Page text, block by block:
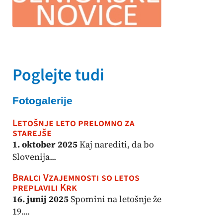
Poglejte tudi
Fotogalerije
Letošnje leto prelomno za
starejše
1. oktober 2025Kaj narediti, da bo
Slovenija...
Bralci Vzajemnosti so letos
preplavili Krk
16. junij 2025Spomini na letošnje že
19....